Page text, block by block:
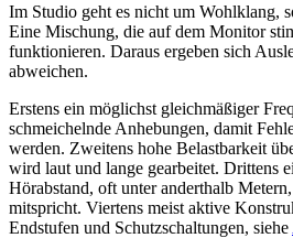
Im Studio geht es nicht um Wohlklang,
Eine Mischung, die auf dem Monitor
funktionieren. Daraus ergeben sich
abweichen.
Erstens ein möglichst gleichmäßiger
schmeichelnde Anhebungen, damit
werden. Zweitens hohe Belastbarkeit
wird laut und lange gearbeitet. Drittens
Hörabstand, oft unter anderthalb
mitspricht. Viertens meist aktive
Endstufen und Schutzschaltungen, siehe